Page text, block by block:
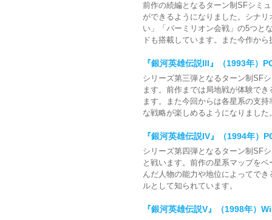
前作の続編となるターン制SFシミ
ができるようになりました。シナ
い」「バーミリオン会戦」の5つと
ドも搭載しています。また今作か
『銀河英雄伝説III』（1993年）
シリーズ第三弾となるターン制SF
ます。前作までは局地戦が体験で
ます。また今回からは各星系の支
な戦略が楽しめるようになりました
『銀河英雄伝説IV』（1994年）
シリーズ第四弾となるターン制SF
と戦います。前作の星系マップを
んだ人物の能力や地位によってで
ルとして知られています。
『銀河英雄伝説V』（1998年）